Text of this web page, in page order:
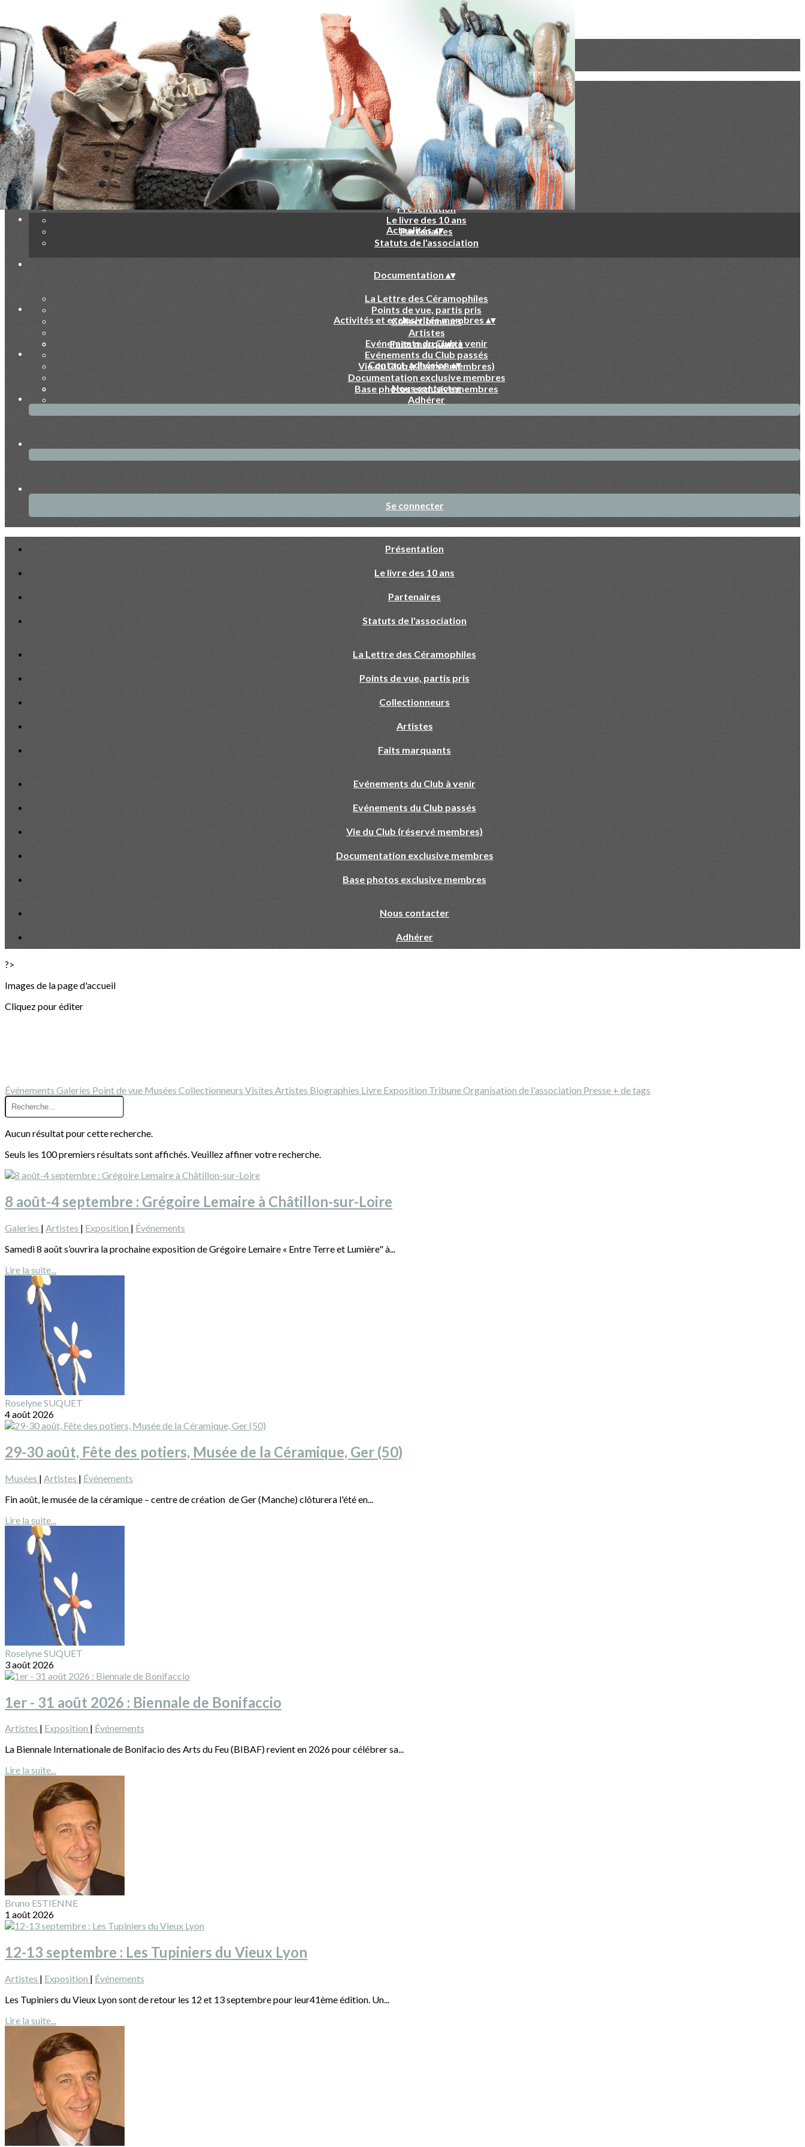
Exporter toutes les colonnes
Exporter uniquement les colonnes affichées
Menu
Ajoutez un logo, un bouton, des réseaux sociaux
Cliquez pour éditer
-▴▾
Qui sommes nous ?▴▾
Présentation
Le livre des 10 ans
Partenaires
Statuts de l'association
Actualités▴▾
Documentation ▴▾
La Lettre des Céramophiles
Points de vue, partis pris
Collectionneurs
Artistes
Faits marquants
Activités et exclusivités membres ▴▾
Evénements du Club à venir
Evénements du Club passés
Vie du Club (réservé membres)
Documentation exclusive membres
Base photos exclusive membres
Contact-adhésion▴▾
Nous contacter
Adhérer
Se connecter
Présentation
Le livre des 10 ans
Partenaires
Statuts de l'association
La Lettre des Céramophiles
Points de vue, partis pris
Collectionneurs
Artistes
Faits marquants
Evénements du Club à venir
Evénements du Club passés
Vie du Club (réservé membres)
Documentation exclusive membres
Base photos exclusive membres
Nous contacter
Adhérer
?>
Images de la page d'accueil
Cliquez pour éditer
Événements Galeries Point de vue Musées Collectionneurs Visites Artistes Biographies Livre Exposition TribuneOrganisation de l'association Presse + de tags
Aucun résultat pour cette recherche.
Seuls les 100 premiers résultats sont affichés. Veuillez affiner votre recherche.
8 août-4 septembre : Grégoire Lemaire à Châtillon-sur-Loire
Galeries | Artistes | Exposition | Événements
Samedi 8 août s’ouvrira la prochaine exposition de Grégoire Lemaire « Entre Terre et Lumière" à...
Lire la suite...
Roselyne SUQUET
4 août 2026
29-30 août, Fête des potiers, Musée de la Céramique, Ger (50)
Musées | Artistes | Événements
Fin août, le musée de la céramique – centre de création de Ger (Manche) clôturera l'été en...
Lire la suite...
Roselyne SUQUET
3 août 2026
1er - 31 août 2026 : Biennale de Bonifaccio
Artistes | Exposition | Événements
La Biennale Internationale de Bonifacio des Arts du Feu (BIBAF) revient en 2026 pour célébrer sa...
Lire la suite...
Bruno ESTIENNE
1 août 2026
12-13 septembre : Les Tupiniers du Vieux Lyon
Artistes | Exposition | Événements
Les Tupiniers du Vieux Lyon sont de retour les 12 et 13 septembre pour leur41ème édition. Un...
Lire la suite...